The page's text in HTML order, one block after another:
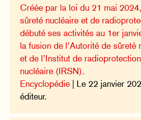
Créée par la loi du 21 mai
sûreté nucléaire et de
débuté ses activités au 1er
la fusion de l’Autorité de sûreté
et de l’Institut de
nucléaire (IRSN).
Encyclopédie | Le 22 janvier
éditeur.